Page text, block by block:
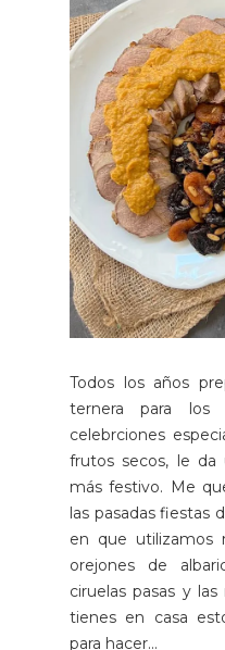
Todos los años
ternera para
celebrciones
frutos secos, le
más festivo. Me
las pasadas fiestas
en que utilizamos
orejones de
ciruelas pasas y
tienes en casa
para hacer...